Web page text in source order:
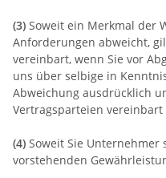
(3) Soweit ein Merkmal der
Anforderungen abweicht,
vereinbart, wenn Sie vor
uns über selbige in
Abweichung ausdrücklich
Vertragsparteien vereinbart
(4) Soweit Sie
vorstehenden